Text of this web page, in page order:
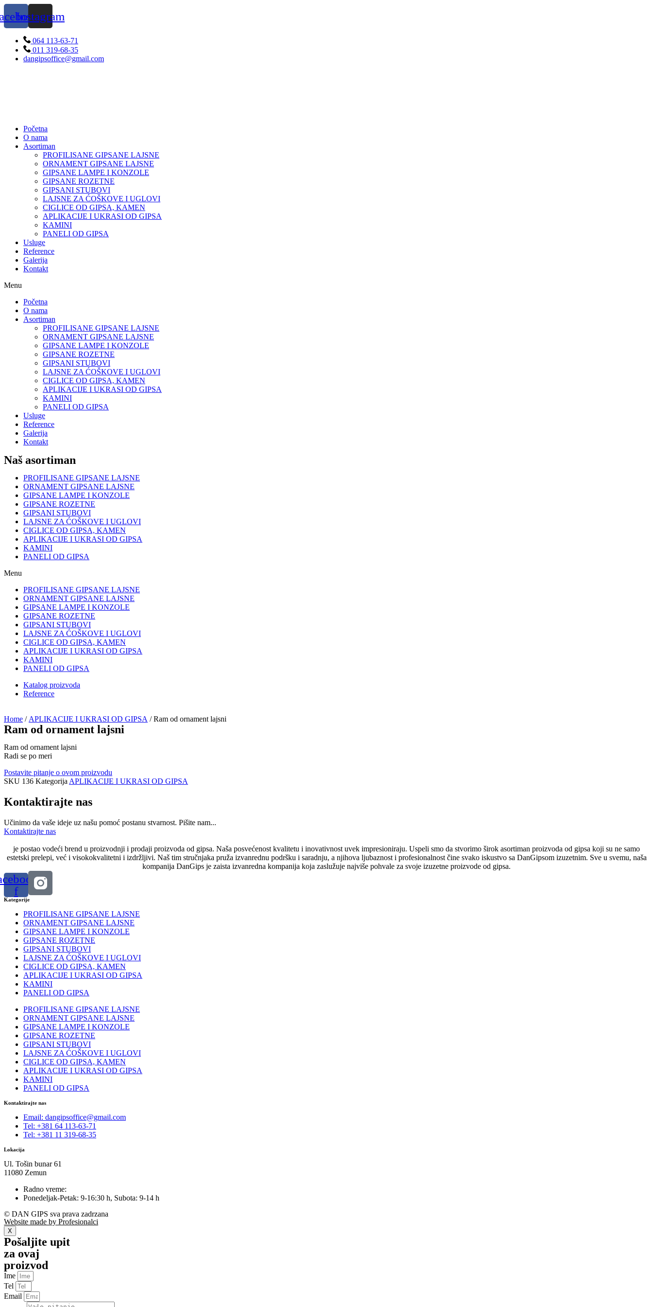
Skip
to
content
Instagram
064 113-63-71
011 319-68-35
dangipsoffice@gmail.com
Početna
O nama
Asortiman
PROFILISANE GIPSANE LAJSNE
ORNAMENT GIPSANE LAJSNE
GIPSANE LAMPE I KONZOLE
GIPSANE ROZETNE
GIPSANI STUBOVI
LAJSNE ZA ĆOŠKOVE I UGLOVI
CIGLICE OD GIPSA, KAMEN
APLIKACIJE I UKRASI OD GIPSA
KAMINI
PANELI OD GIPSA
Usluge
Reference
Galerija
Kontakt
Menu
Početna
O nama
Asortiman
PROFILISANE GIPSANE LAJSNE
ORNAMENT GIPSANE LAJSNE
GIPSANE LAMPE I KONZOLE
GIPSANE ROZETNE
GIPSANI STUBOVI
LAJSNE ZA ĆOŠKOVE I UGLOVI
CIGLICE OD GIPSA, KAMEN
APLIKACIJE I UKRASI OD GIPSA
KAMINI
PANELI OD GIPSA
Usluge
Reference
Galerija
Kontakt
Naš asortiman
PROFILISANE GIPSANE LAJSNE
ORNAMENT GIPSANE LAJSNE
GIPSANE LAMPE I KONZOLE
GIPSANE ROZETNE
GIPSANI STUBOVI
LAJSNE ZA ĆOŠKOVE I UGLOVI
CIGLICE OD GIPSA, KAMEN
APLIKACIJE I UKRASI OD GIPSA
KAMINI
PANELI OD GIPSA
Menu
PROFILISANE GIPSANE LAJSNE
ORNAMENT GIPSANE LAJSNE
GIPSANE LAMPE I KONZOLE
GIPSANE ROZETNE
GIPSANI STUBOVI
LAJSNE ZA ĆOŠKOVE I UGLOVI
CIGLICE OD GIPSA, KAMEN
APLIKACIJE I UKRASI OD GIPSA
KAMINI
PANELI OD GIPSA
Katalog proizvoda
Reference
Home / APLIKACIJE I UKRASI OD GIPSA / Ram od ornament lajsni
Ram od ornament lajsni
Ram od ornament lajsni
Radi se po meri
Postavite pitanje o ovom proizvodu
SKU 136 Kategorija APLIKACIJE I UKRASI OD GIPSA
Kontaktirajte nas
Učinimo da vaše ideje uz našu pomoć postanu stvarnost. Pišite nam...
Kontaktirajte nas
je postao vodeći brend u proizvodnji i prodaji proizvoda od gipsa. Naša posvećenost kvalitetu i inovativnost uvek impresioniraju. Uspeli smo da stvorimo širok asortiman proizvoda od gipsa koji su ne samo
estetski prelepi, već i visokokvalitetni i izdržljivi. Naš tim stručnjaka pruža izvanrednu podršku i saradnju, a njihova ljubaznost i profesionalnost čine svako iskustvo sa DanGipsom izuzetnim. Sve u svemu, naša
kompanija DanGips je zaista izvanredna kompanija koja zaslužuje najviše pohvale za svoje izuzetne proizvode od gipsa.
f
Kategorije
PROFILISANE GIPSANE LAJSNE
ORNAMENT GIPSANE LAJSNE
GIPSANE LAMPE I KONZOLE
GIPSANE ROZETNE
GIPSANI STUBOVI
LAJSNE ZA ĆOŠKOVE I UGLOVI
CIGLICE OD GIPSA, KAMEN
APLIKACIJE I UKRASI OD GIPSA
KAMINI
PANELI OD GIPSA
PROFILISANE GIPSANE LAJSNE
ORNAMENT GIPSANE LAJSNE
GIPSANE LAMPE I KONZOLE
GIPSANE ROZETNE
GIPSANI STUBOVI
LAJSNE ZA ĆOŠKOVE I UGLOVI
CIGLICE OD GIPSA, KAMEN
APLIKACIJE I UKRASI OD GIPSA
KAMINI
PANELI OD GIPSA
Kontaktirajte nas
Email: dangipsoffice@gmail.com
Tel: +381 64 113-63-71
Tel: +381 11 319-68-35
Lokacija
Ul. Tošin bunar 61
11080 Zemun
Radno vreme:
Ponedeljak-Petak: 9-16:30 h, Subota: 9-14 h
© DAN GIPS sva prava zadrzana
Website made by Profesionalci
X
Pošaljite upit
za ovaj
proizvod
Ime
Tel
Email